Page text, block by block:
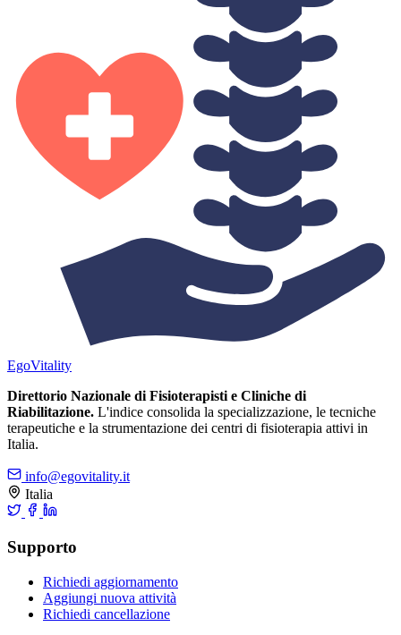
EgoVitality
Direttorio Nazionale di Fisioterapisti e Cliniche di
Riabilitazione. L'indice consolida la specializzazione, le tecniche
terapeutiche e la strumentazione dei centri di fisioterapia attivi in
Italia.
info@egovitality.it
Italia
Supporto
Richiedi aggiornamento
Aggiungi nuova attività
Richiedi cancellazione